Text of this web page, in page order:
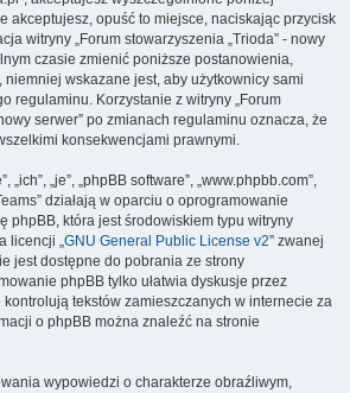
akceptujesz, opuść to miejsce, naciskając przycisk
witryny „Forum stowarzyszenia „Trioda” - nowy
czasie zmienić poniższe postanowienia,
wskazane jest, aby użytkownicy sami
regulaminu. Korzystanie z witryny „Forum
serwer” po zmianach regulaminu oznacza, że
konsekwencjami prawnymi.
„ich”, „je”, „phpBB software”, „www.phpbb.com”,
działają w oparciu o oprogramowanie
phpBB, która jest środowiskiem typu witryny
licencji „GNU General Public License v2” zwanej
jest dostępne do pobrania ze strony
phpBB tylko ułatwia dyskusje przez
tekstów zamieszczanych w internecie za
o phpBB można znaleźć na stronie
wypowiedzi o charakterze obraźliwym,